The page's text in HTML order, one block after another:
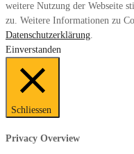
weitere Nutzung der Webseite
zu. Weitere Informationen zu
Datenschutzerklärung.
Einverstanden
Schliessen
Privacy Overview